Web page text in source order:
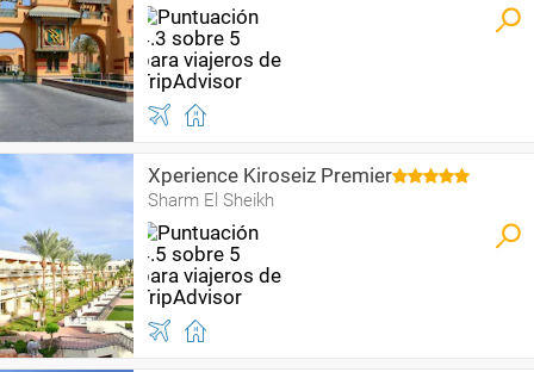
Xperience Kiroseiz Premier
Sharm El Sheikh